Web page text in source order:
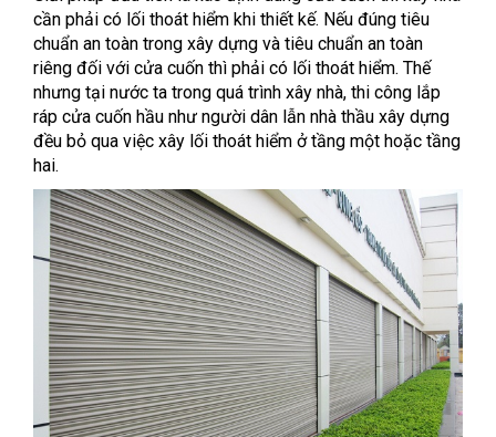
cần phải có lối thoát hiểm khi thiết kế. Nếu đúng tiêu
chuẩn an toàn trong xây dựng và tiêu chuẩn an toàn
riêng đối với cửa cuốn thì phải có lối thoát hiểm. Thế
nhưng tại nước ta trong quá trình xây nhà, thi công lắp
ráp cửa cuốn hầu như người dân lẫn nhà thầu xây dựng
đều bỏ qua việc xây lối thoát hiểm ở tầng một hoặc tầng
hai.